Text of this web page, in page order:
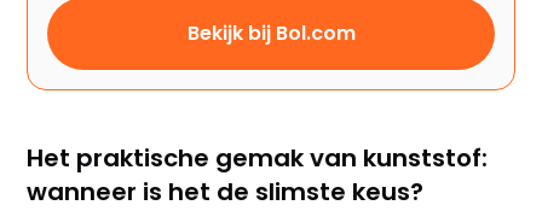
Bekijk bij Bol.com
Het praktische gemak van kunststof:
wanneer is het de slimste keus?